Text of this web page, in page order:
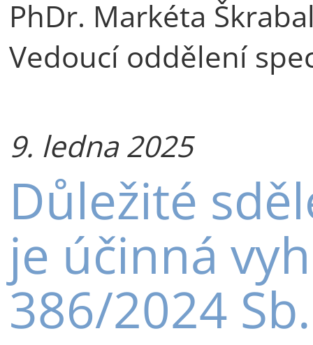
PhDr. Markéta
Vedoucí oddělení
9. ledna 2025
Důležité
je účinná
386/2024 Sb.